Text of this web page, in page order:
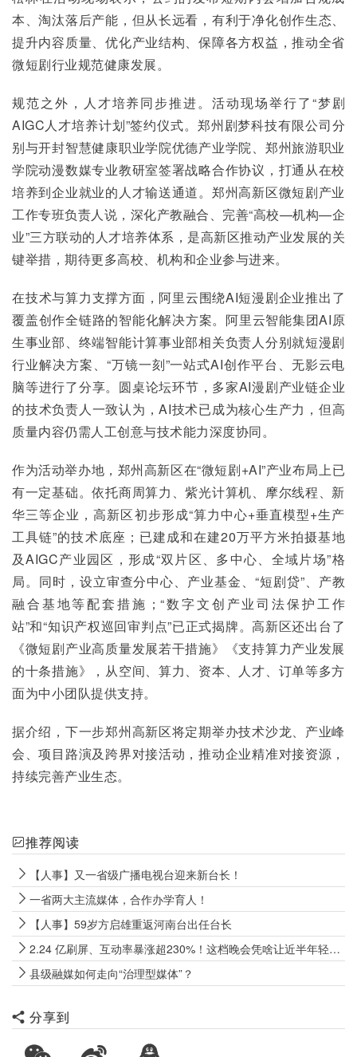
本、淘汰落后产能，但从长远看，有利于净化创作生态、
提升内容质量、优化产业结构、保障各方权益，推动全省
微短剧行业规范健康发展。
规范之外，人才培养同步推进。活动现场举行了“梦剧
AIGC人才培养计划”签约仪式。郑州剧梦科技有限公司分
别与开封智慧健康职业学院优德产业学院、郑州旅游职业
学院动漫数媒专业教研室签署战略合作协议，打通从在校
培养到企业就业的人才输送通道。郑州高新区微短剧产业
工作专班负责人说，深化产教融合、完善“高校—机构—企
业”三方联动的人才培养体系，是高新区推动产业发展的关
键举措，期待更多高校、机构和企业参与进来。
在技术与算力支撑方面，阿里云围绕AI短漫剧企业推出了
覆盖创作全链路的智能化解决方案。阿里云智能集团AI原
生事业部、终端智能计算事业部相关负责人分别就短漫剧
行业解决方案、“万镜一刻”一站式AI创作平台、无影云电
脑等进行了分享。圆桌论坛环节，多家AI漫剧产业链企业
的技术负责人一致认为，AI技术已成为核心生产力，但高
质量内容仍需人工创意与技术能力深度协同。
作为活动举办地，郑州高新区在“微短剧+AI”产业布局上已
有一定基础。依托商周算力、紫光计算机、摩尔线程、新
华三等企业，高新区初步形成“算力中心+垂直模型+生产
工具链”的技术底座；已建成和在建20万平方米拍摄基地
及AIGC产业园区，形成“双片区、多中心、全域片场”格
局。同时，设立审查分中心、产业基金、“短剧贷”、产教
融合基地等配套措施；“数字文创产业司法保护工作
站”和“知识产权巡回审判点”已正式揭牌。高新区还出台了
《微短剧产业高质量发展若干措施》《支持算力产业发展
的十条措施》，从空间、算力、资本、人才、订单等多方
面为中小团队提供支持。
据介绍，下一步郑州高新区将定期举办技术沙龙、产业峰
会、项目路演及跨界对接活动，推动企业精准对接资源，
持续完善产业生态。
推荐阅读
【人事】又一省级广播电视台迎来新台长！
一省两大主流媒体，合作办学育人！
【人事】59岁方启雄重返河南台出任台长
2.24 亿刷屏、互动率暴涨超230%！这档晚会凭啥让近半年轻人上头？
县级融媒如何走向“治理型媒体”？
分享到